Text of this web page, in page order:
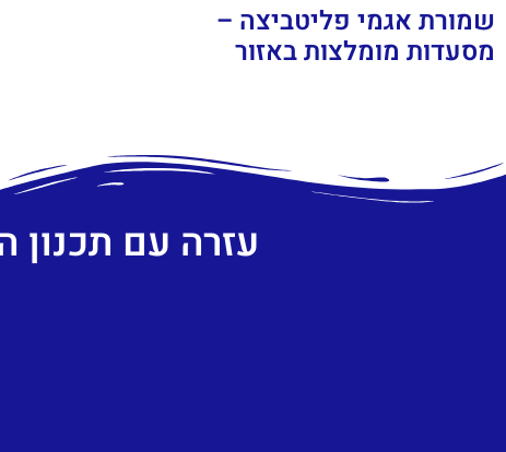
שמורת אגמי פליטביצה –
מסעדות מומלצות באזור
עזרה עם